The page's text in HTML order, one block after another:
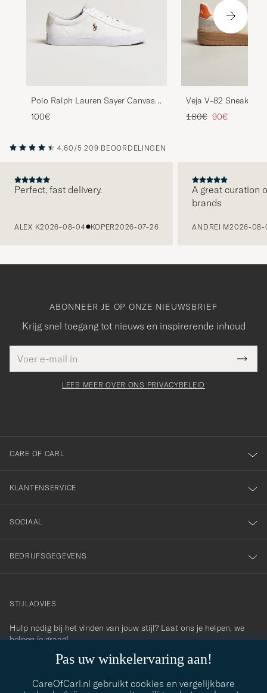
Polo Ralph Lauren Sayer Canvas
Sneakers White
100€
Veja V-82 Sneaker
Calcaire/Fury
Reguliere prijs
180€ Verlaagd prijs
90€
4.60/5 209 BEOORDELINGEN
Perfect, fast delivery.
ALEX K2026-08-04 KOPER2026-07-26
A great curation
brands
ANDREI M2026-08-
Pas uw winkelervaring aan!
CareOfCarl.nl gebruikt cookies en vergelijkbare
ABONNEER JE OP ONZE NIEUWSBRIEF
Krijg snel toegang tot nieuws en inspirerende inhoud
mailadres
veldBedankt
voor
onze
nieuwsbrief!
LEES MEER OVER ONS PRIVACYBELEID
CARE OF CARL
KLANTENSERVICE
SOCIAAL
BEDRIJFSGEGEVENS
contact@careofcarl.com
STIJLADVIES
Hulp nodig bij het vinden van jouw stijl? Laat ons je helpen, we
helpen je graag!
STIJLADVIES